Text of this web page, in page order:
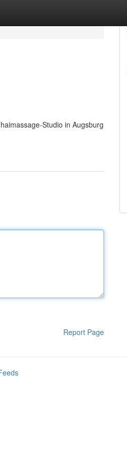
Studio in Augsburg
Report Page